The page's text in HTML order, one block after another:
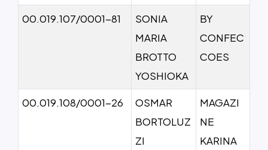
00.019.107/0001-81
SONIA
MARIA
BROTTO
YOSHIOKA
BY
CONFEC
COES
00.019.108/0001-26
OSMAR
BORTOLUZ
ZI
MAGAZI
NE
KARINA